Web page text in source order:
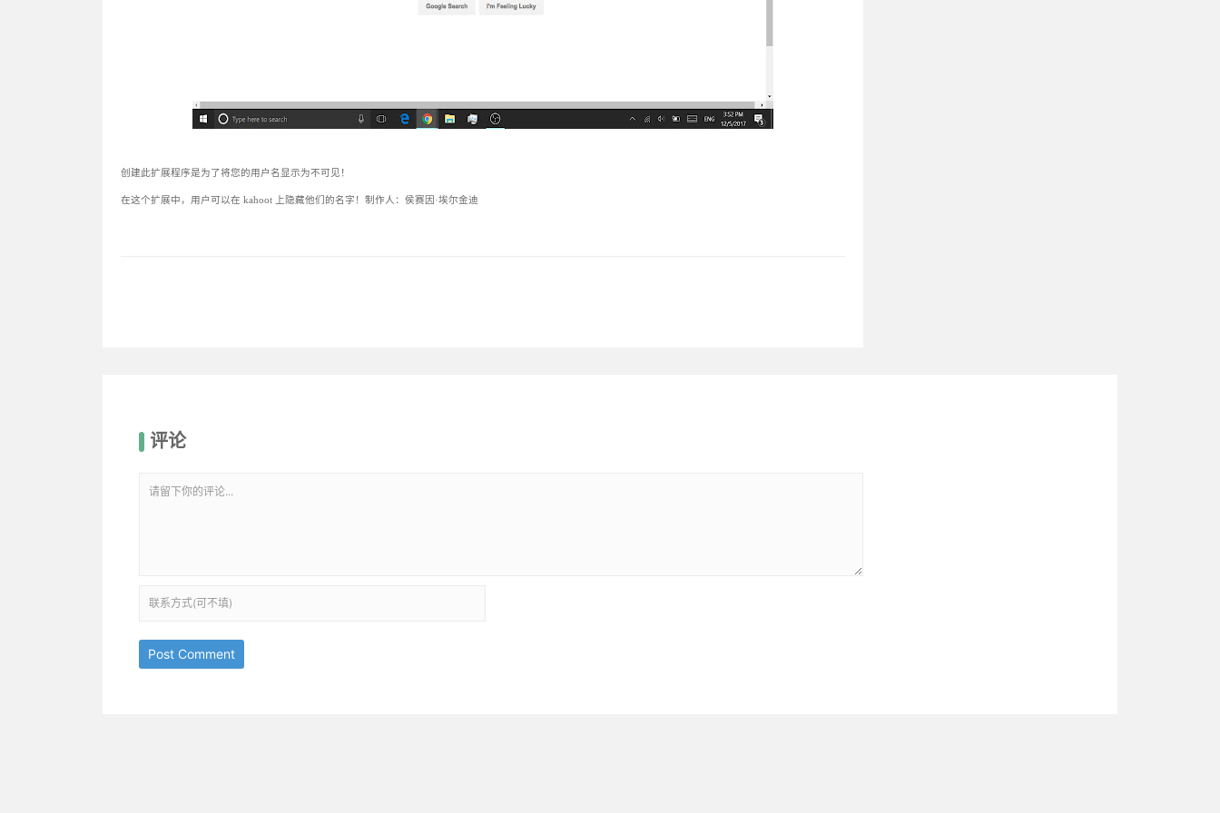
创建此扩展程序是为了将您的用户名显示为不可见！
在这个扩展中，用户可以在 kahoot 上隐藏他们的名字！制作人：侯赛因·埃尔金迪
评论
Post Comment